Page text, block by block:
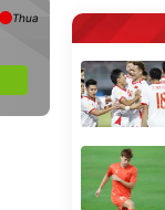
Thua